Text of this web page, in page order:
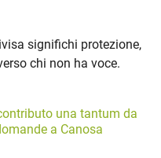
significhi protezione,
chi non ha voce.
una tantum da
a Canosa